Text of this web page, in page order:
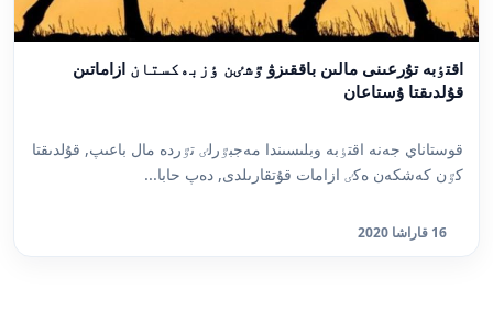
اقتٶبە تۇرعىنى مالىن باققىزۋ ٷشٸن ٶزبەكستان ازاماتىن
قۇلدىقتا ۇستاعان
قوستاناي جەنە اقتٶبە وبلىسىندا مەجبٷرلٸ تٷردە مال باعىپ, قۇلدىقتا
كٷن كەشكەن ەكٸ ازامات قۇتقارىلدى, دەپ حابا...
16 قاراشا 2020